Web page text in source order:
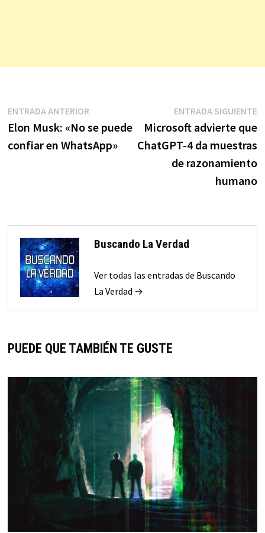
Navegación
de
ENTRADA ANTERIOREntrada
anterior:
Elon Musk: «No se puede
confiar en WhatsApp»
ENTRADA SIGUIENTE
Microsoft advierte que
ChatGPT-4 da muestras
de razonamiento
humano
Buscando La Verdad
Ver todas las entradas de Buscando
La Verdad →
PUEDE QUE TAMBIÉN TE GUSTE